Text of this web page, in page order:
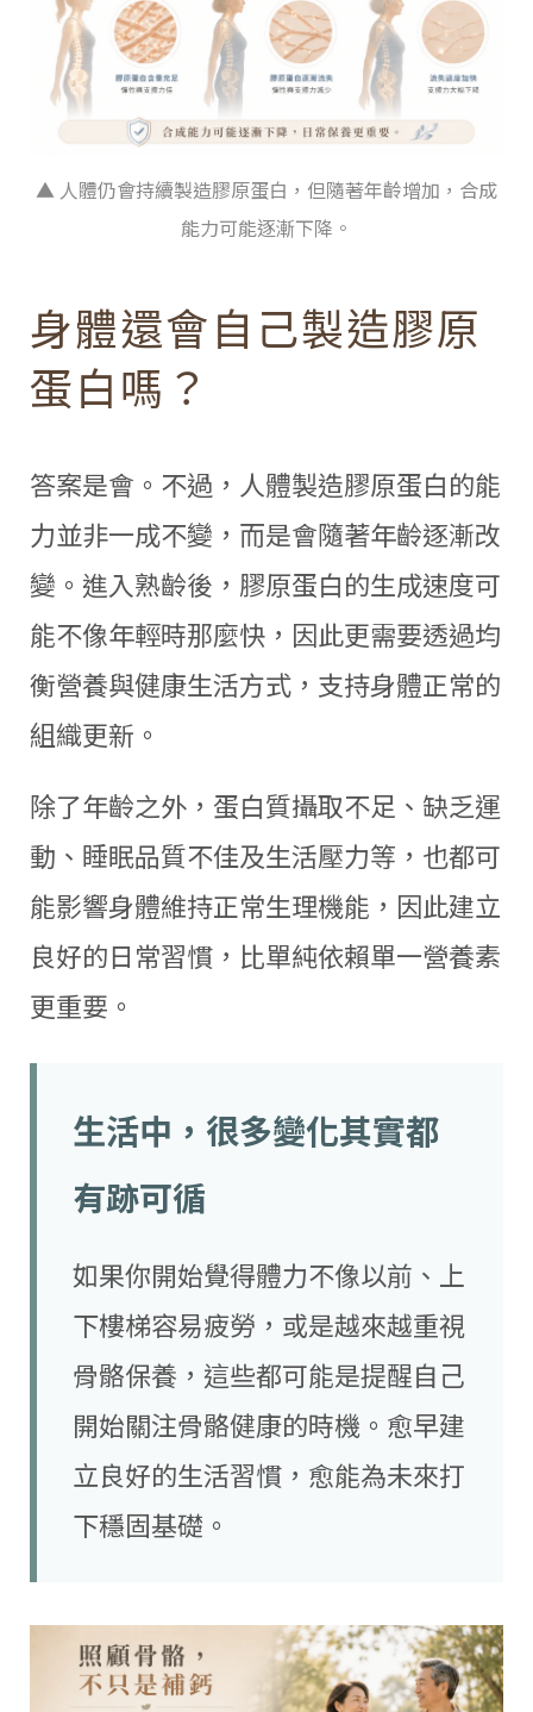
▲ 人體仍會持續製造膠原蛋白，但隨著年齡增加，合成
能力可能逐漸下降。
身體還會自己製造膠原
蛋白嗎？
答案是會。不過，人體製造膠原蛋白的能
力並非一成不變，而是會隨著年齡逐漸改
變。進入熟齡後，膠原蛋白的生成速度可
能不像年輕時那麼快，因此更需要透過均
衡營養與健康生活方式，支持身體正常的
組織更新。
除了年齡之外，蛋白質攝取不足、缺乏運
動、睡眠品質不佳及生活壓力等，也都可
能影響身體維持正常生理機能，因此建立
良好的日常習慣，比單純依賴單一營養素
更重要。
生活中，很多變化其實都
有跡可循
如果你開始覺得體力不像以前、上
下樓梯容易疲勞，或是越來越重視
骨骼保養，這些都可能是提醒自己
開始關注骨骼健康的時機。愈早建
立良好的生活習慣，愈能為未來打
下穩固基礎。